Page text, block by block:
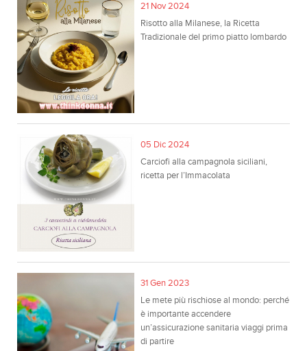
21 Nov 2024
Risotto alla Milanese, la Ricetta
Tradizionale del primo piatto lombardo
05 Dic 2024
Carciofi alla campagnola siciliani,
ricetta per l’Immacolata
31 Gen 2023
Le mete più rischiose al mondo: perché
è importante accendere
un’assicurazione sanitaria viaggi prima
di partire